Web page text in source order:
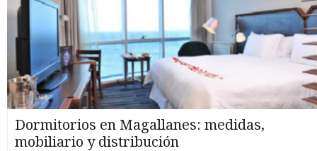
Dormitorios en Magallanes: medidas,
mobiliario y distribución